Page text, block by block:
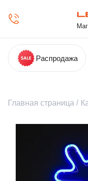
Распродажа
Главная страница /